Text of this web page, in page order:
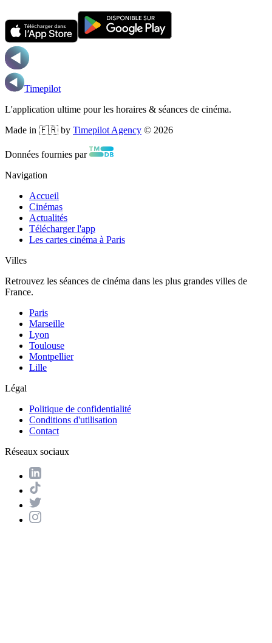
Timepilot
L'application ultime pour les horaires & séances de cinéma.
Made in 🇫🇷 by Timepilot Agency © 2026
Données fournies par
Navigation
Accueil
Cinémas
Actualités
Télécharger l'app
Les cartes cinéma à Paris
Villes
Retrouvez les séances de cinéma dans les plus grandes villes de
France.
Paris
Marseille
Lyon
Toulouse
Montpellier
Lille
Légal
Politique de confidentialité
Conditions d'utilisation
Contact
Réseaux sociaux